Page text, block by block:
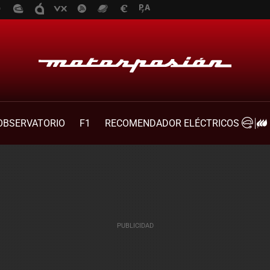
F1 RECOMENDADOR ELÉCTRICOS